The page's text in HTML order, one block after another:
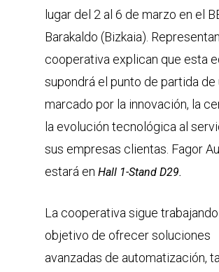
lugar del 2 al 6 de marzo en el
Barakaldo (Bizkaia).
cooperativa explican que esta
supondrá el punto de partida de
marcado por la innovación, la
la evolución tecnológica al
sus empresas clientas. Fagor
estará en Hall 1-Stand D29.
La cooperativa sigue trabajando
objetivo de ofrecer soluciones
avanzadas de automatización,